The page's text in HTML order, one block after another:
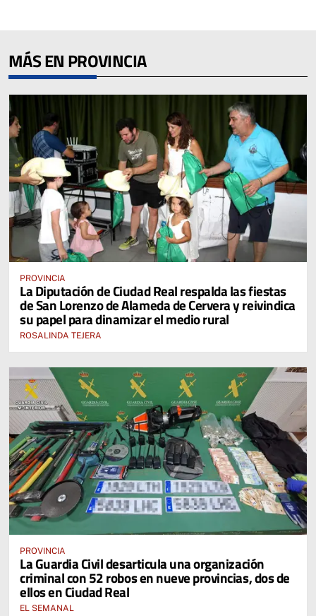
MÁS EN PROVINCIA
PROVINCIA
La Diputación de Ciudad Real respalda las fiestas
de San Lorenzo de Alameda de Cervera y reivindica
su papel para dinamizar el medio rural
ROSALINDA TEJERA
PROVINCIA
La Guardia Civil desarticula una organización
criminal con 52 robos en nueve provincias, dos de
ellos en Ciudad Real
EL SEMANAL